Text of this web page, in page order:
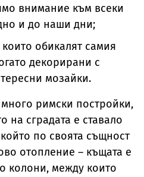
внимание към всеки
и до наши дни;
обикалят самия
декорирани с
мозайки.
римски постройки,
на сградата е ставало
по своята същност
отопление – къщата е
колони, между които